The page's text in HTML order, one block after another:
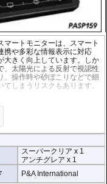
マートモニターは、スマート
携や多彩な情報表示に対応
大きく向上しています。しか
、太陽光による反射で視認性
、操作時や砂ぼこりなどで細
てしまうリスクもあります。
スプレイを保護します。
フィルム(スーパークリアとア
入っており
ア :
耐摩耗性が非常に高く、
フィルム。貼り付けてしまう
み、フィルムの存在がほとん
なります。
スーパークリア x 1
アンチグレア x 1
P&A International